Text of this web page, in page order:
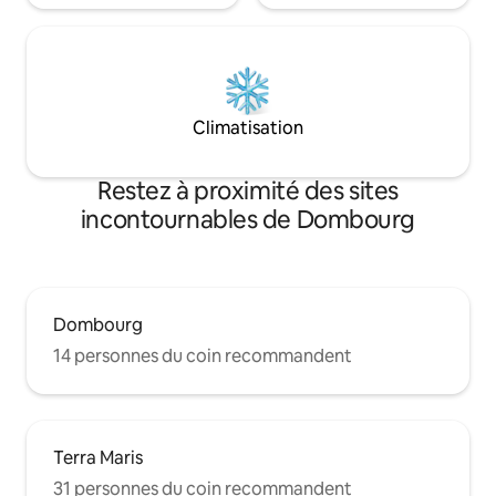
Climatisation
Restez à proximité des sites
incontournables de Dombourg
Dombourg
14 personnes du coin recommandent
Terra Maris
31 personnes du coin recommandent